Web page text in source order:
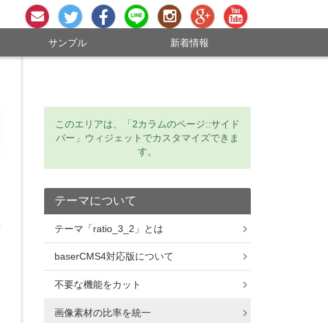
お問い合わせ
Twitter Facebookページ
LINE #64;InstagramGoogle+YouTubeチャンネ
サンプル 新着情報
このエリアは、「2カラムのページ::サイド
バー」ウィジェットでカスタマイズできま
す。
テーマについて
テーマ「ratio_3_2」とは
baserCMS4対応版について
不要な機能をカット
画像素材の比率を統一